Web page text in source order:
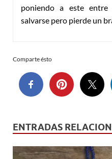
poniendo a este entre
salvarse pero pierde un
Comparte ésto
ENTRADAS